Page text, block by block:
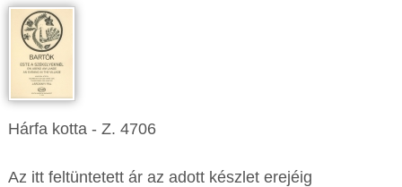
Hárfa kotta - Z. 4706
Az itt feltüntetett ár az adott készlet erejéig